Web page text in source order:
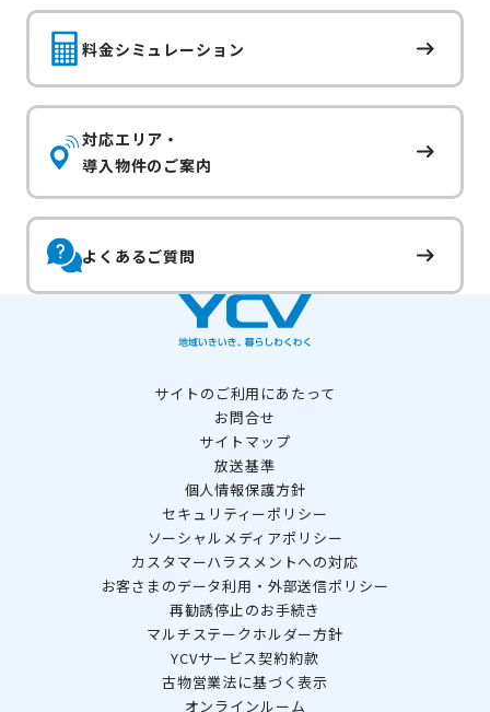
料金シミュレーション
対応エリア・
導入物件のご案内
よくあるご質問
サイトのご利用にあたって
お問合せ
サイトマップ
放送基準
個人情報保護方針
セキュリティーポリシー
ソーシャルメディアポリシー
カスタマーハラスメントへの対応
お客さまのデータ利用・外部送信ポリシー
再勧誘停止のお手続き
マルチステークホルダー方針
YCVサービス契約約款
古物営業法に基づく表示
オンラインルーム